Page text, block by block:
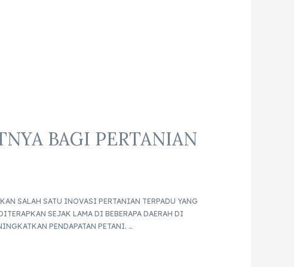
BAGI PERTANIAN
SALAH SATU INOVASI PERTANIAN TERPADU YANG
SEJAK LAMA DI BEBERAPA DAERAH DI
PENDAPATAN PETANI. …